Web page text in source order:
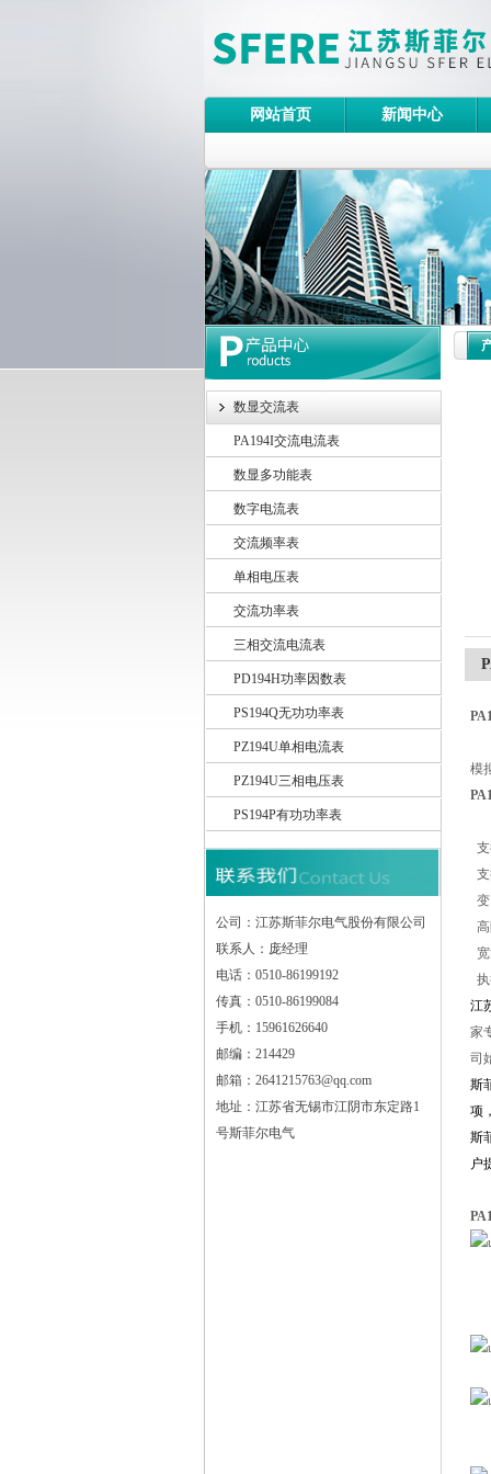
江苏斯菲尔电气股份有限公司
网站首页 新闻中心
数显交流表
PA194I交流电流表
数显多功能表
数字电流表
交流频率表
单相电压表
交流功率表
三相交流电流表
PD194H功率因数表
PS194Q无功功率表
PZ194U单相电流表
PZ194U三相电压表
PS194P有功功率表
公司：江苏斯菲尔电气股份有限公司
联系人：庞经理
电话：0510-86199192
传真：0510-86199084
手机：15961626640
邮编：214429
邮箱：2641215763@qq.com
地址：江苏省无锡市江阴市东定路1
号斯菲尔电气
模
江
家
司
斯
项
斯
户